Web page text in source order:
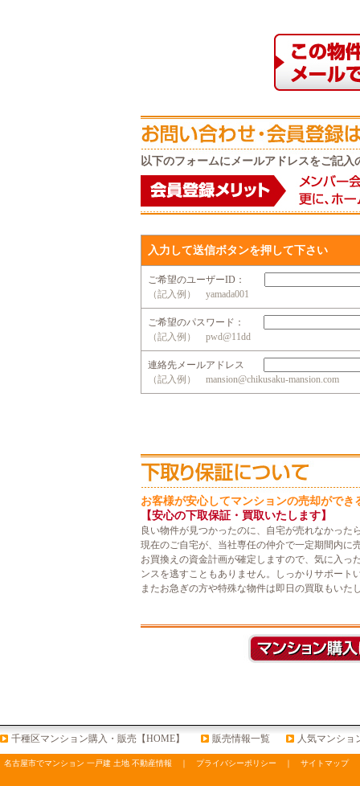
以下のフォームにメールアドレスをご記
入力して送信ボタンを押して下さい
ご希望のユーザーID：
（記入例） yamada001
ご希望のパスワード：
（記入例） pwd@11dd
連絡先メールアドレス
（記入例） mansion@chikusaku-mansion.com
お客様が安心してマンションの売却がで
【安心の下取保証・買取いたします】
良い物件が見つかったのに、自宅が売れなかっ
現在のご自宅が、当社専任の仲介で一定期間内に
お買換えの資金計画が確定しますので、気に入
ンスを逃すこともありません。しっかりサポート
またお急ぎの方や特殊な物件は即日の買取もいた